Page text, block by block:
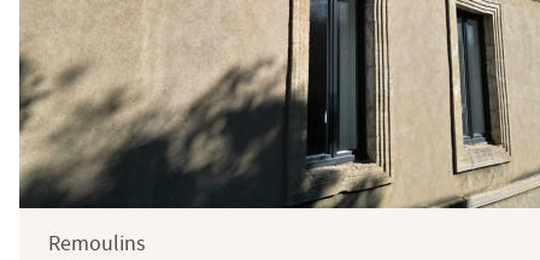
Remoulins